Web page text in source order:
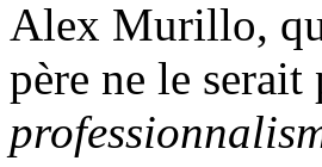
Alex Murillo,
père ne le